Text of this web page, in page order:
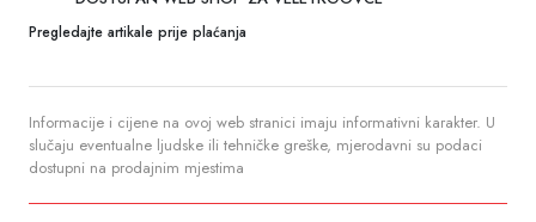
Pregledajte artikale prije plaćanja
Informacije i cijene na ovoj web stranici imaju informativni karakter. U
slučaju eventualne ljudske ili tehničke greške, mjerodavni su podaci
dostupni na prodajnim mjestima